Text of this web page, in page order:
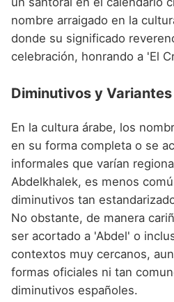
nombre arraigado en la
donde su significado
celebración, honrando a 'El
Diminutivos y Variantes
En la cultura árabe, los
en su forma completa o se
informales que varían
Abdelkhalek, es menos
diminutivos tan
No obstante, de manera
ser acortado a 'Abdel' o
contextos muy cercanos,
formas oficiales ni tan
diminutivos españoles.